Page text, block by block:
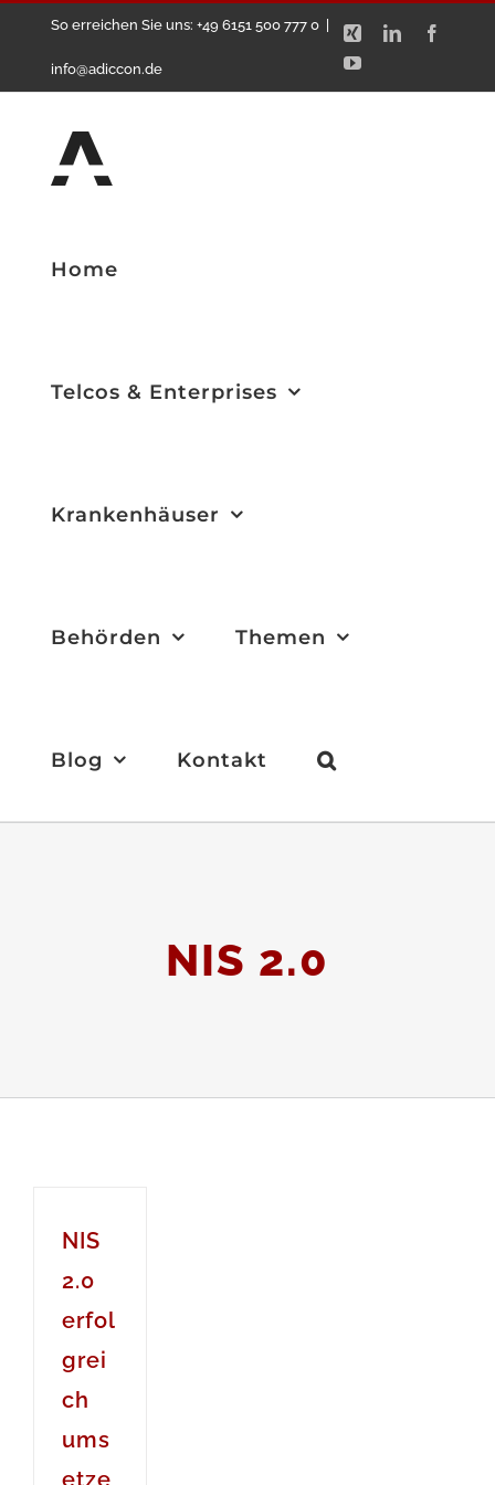
springen
So erreichen Sie uns: +49 6151 500 777 0
info@adiccon.de
Xing LinkedIn
YouTube
Home
Telcos & Enterprises
Krankenhäuser
Behörden Themen
Blog Kontakt
NIS 2.0
NIS
2.0
erfol
grei
ch
ums
etze